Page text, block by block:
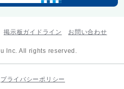
掲示板ガイドライン お問い合わせ
Inc. All rights reserved.
プライバシーポリシー